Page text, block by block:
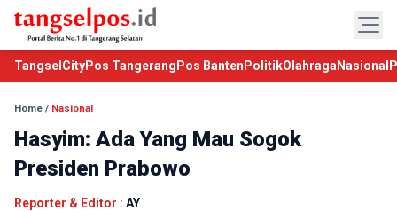
TangselCityPos Tangerang Pos Banten PolitikOlahraga Nasional
Home / Nasional
Hasyim: Ada Yang Mau Sogok
Presiden Prabowo
Reporter & Editor : AY